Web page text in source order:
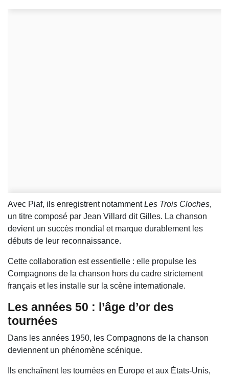
Avec Piaf, ils enregistrent notammentLes Trois Cloches,
un titre composé par Jean Villard dit Gilles. La chanson
devient un succès mondial et marque durablement les
débuts de leur reconnaissance.
Cette collaboration est essentielle : elle propulse les
Compagnons de la chanson hors du cadre strictement
français et les installe sur la scène internationale.
Les années 50 : l’âge d’or des
tournées
Dans les années 1950, les Compagnons de la chanson
deviennent un phénomène scénique.
Ils enchaînent les tournées en Europe et aux États-Unis,